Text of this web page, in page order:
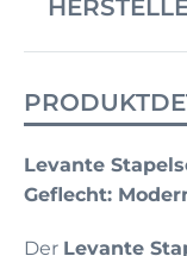
Levante
Geflecht:
Der Levante